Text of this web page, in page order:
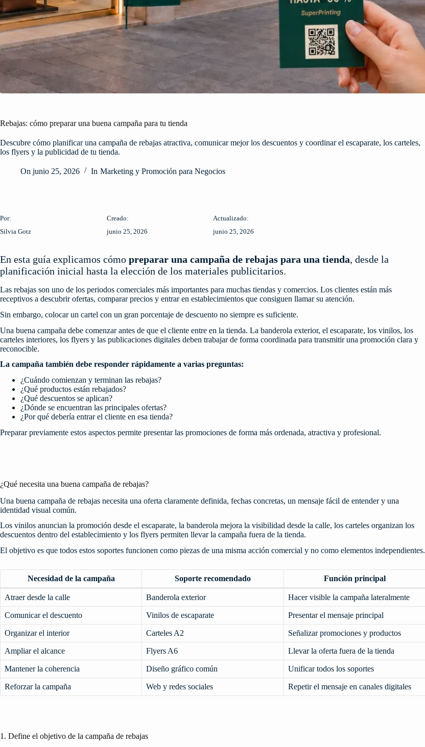
Rebajas: cómo preparar una buena campaña para tu tienda
Descubre cómo planificar una campaña de rebajas atractiva, comunicar mejor los descuentos y coordinar el escaparate, los carteles,
los flyers y la publicidad de tu tienda.
On junio 25, 2026 In Marketing y Promoción para Negocios
Por: Creado:
Actualizado:
Silvia Gotz
junio 25, 2026 junio 25, 2026
En esta guía explicamos cómo preparar una campaña de rebajas para una tienda, desde la
planificación inicial hasta la elección de los materiales publicitarios.
Las rebajas son uno de los periodos comerciales más importantes para muchas tiendas y comercios. Los clientes están más
receptivos a descubrir ofertas, comparar precios y entrar en establecimientos que consiguen llamar su atención.
Sin embargo, colocar un cartel con un gran porcentaje de descuento no siempre es suficiente.
Una buena campaña debe comenzar antes de que el cliente entre en la tienda. La banderola exterior, el escaparate, los vinilos, los
carteles interiores, los flyers y las publicaciones digitales deben trabajar de forma coordinada para transmitir una promoción clara y
reconocible.
La campaña también debe responder rápidamente a varias preguntas:
¿Cuándo comienzan y terminan las rebajas?
¿Qué productos están rebajados?
¿Qué descuentos se aplican?
¿Dónde se encuentran las principales ofertas?
¿Por qué debería entrar el cliente en esa tienda?
Preparar previamente estos aspectos permite presentar las promociones de forma más ordenada, atractiva y profesional.
¿Qué necesita una buena campaña de rebajas?
Una buena campaña de rebajas necesita una oferta claramente definida, fechas concretas, un mensaje fácil de entender y una
identidad visual común.
Los vinilos anuncian la promoción desde el escaparate, la banderola mejora la visibilidad desde la calle, los carteles organizan los
descuentos dentro del establecimiento y los flyers permiten llevar la campaña fuera de la tienda.
El objetivo es que todos estos soportes funcionen como piezas de una misma acción comercial y no como elementos independientes.
Necesidad de la campaña Soporte recomendado Función principal
Atraer desde la calle Banderola exterior Hacer visible la campaña lateralmente
Comunicar el descuento Vinilos de escaparate Presentar el mensaje principal
Organizar el interior Carteles A2 Señalizar promociones y productos
Ampliar el alcance Flyers A6 Llevar la oferta fuera de la tienda
Mantener la coherencia Diseño gráfico común Unificar todos los soportes
Reforzar la campaña Web y redes sociales Repetir el mensaje en canales digitales
1. Define el objetivo de la campaña de rebajas